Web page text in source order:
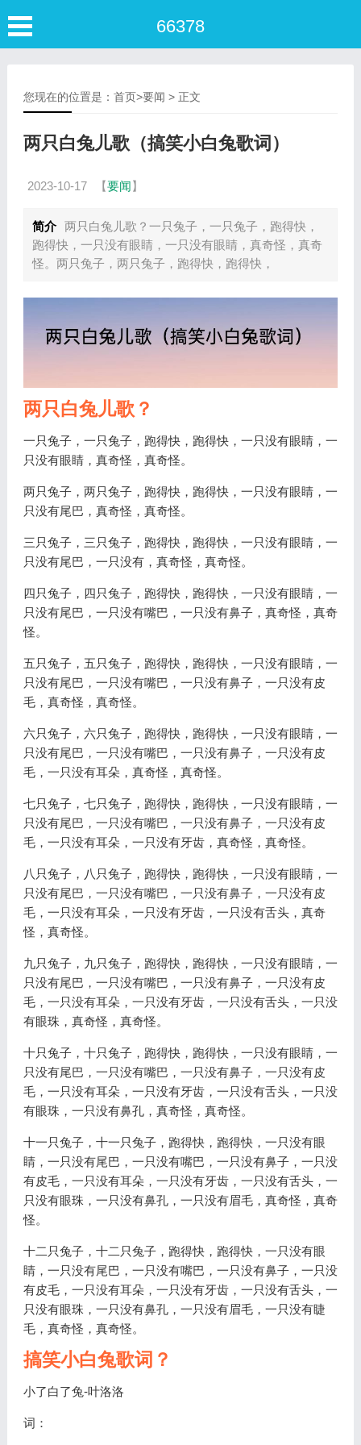
66378
您现在的位置是： 首页>要闻 > 正文
两只白兔儿歌（搞笑小白兔歌词）
2023-10-17 【要闻】
简介 两只白兔儿歌？一只兔子，一只兔子，跑得快，
跑得快，一只没有眼睛，一只没有眼睛，真奇怪，真奇
怪。两只兔子，两只兔子，跑得快，跑得快，
两只白兔儿歌？
一只兔子，一只兔子，跑得快，跑得快，一只没有眼睛，一
只没有眼睛，真奇怪，真奇怪。
两只兔子，两只兔子，跑得快，跑得快，一只没有眼睛，一
只没有尾巴，真奇怪，真奇怪。
三只兔子，三只兔子，跑得快，跑得快，一只没有眼睛，一
只没有尾巴，一只没有，真奇怪，真奇怪。
四只兔子，四只兔子，跑得快，跑得快，一只没有眼睛，一
只没有尾巴，一只没有嘴巴，一只没有鼻子，真奇怪，真奇
怪。
五只兔子，五只兔子，跑得快，跑得快，一只没有眼睛，一
只没有尾巴，一只没有嘴巴，一只没有鼻子，一只没有皮
毛，真奇怪，真奇怪。
六只兔子，六只兔子，跑得快，跑得快，一只没有眼睛，一
只没有尾巴，一只没有嘴巴，一只没有鼻子，一只没有皮
毛，一只没有耳朵，真奇怪，真奇怪。
七只兔子，七只兔子，跑得快，跑得快，一只没有眼睛，一
只没有尾巴，一只没有嘴巴，一只没有鼻子，一只没有皮
毛，一只没有耳朵，一只没有牙齿，真奇怪，真奇怪。
八只兔子，八只兔子，跑得快，跑得快，一只没有眼睛，一
只没有尾巴，一只没有嘴巴，一只没有鼻子，一只没有皮
毛，一只没有耳朵，一只没有牙齿，一只没有舌头，真奇
怪，真奇怪。
九只兔子，九只兔子，跑得快，跑得快，一只没有眼睛，一
只没有尾巴，一只没有嘴巴，一只没有鼻子，一只没有皮
毛，一只没有耳朵，一只没有牙齿，一只没有舌头，一只没
有眼珠，真奇怪，真奇怪。
十只兔子，十只兔子，跑得快，跑得快，一只没有眼睛，一
只没有尾巴，一只没有嘴巴，一只没有鼻子，一只没有皮
毛，一只没有耳朵，一只没有牙齿，一只没有舌头，一只没
有眼珠，一只没有鼻孔，真奇怪，真奇怪。
十一只兔子，十一只兔子，跑得快，跑得快，一只没有眼
睛，一只没有尾巴，一只没有嘴巴，一只没有鼻子，一只没
有皮毛，一只没有耳朵，一只没有牙齿，一只没有舌头，一
只没有眼珠，一只没有鼻孔，一只没有眉毛，真奇怪，真奇
怪。
十二只兔子，十二只兔子，跑得快，跑得快，一只没有眼
睛，一只没有尾巴，一只没有嘴巴，一只没有鼻子，一只没
有皮毛，一只没有耳朵，一只没有牙齿，一只没有舌头，一
只没有眼珠，一只没有鼻孔，一只没有眉毛，一只没有睫
毛，真奇怪，真奇怪。
搞笑小白兔歌词？
小了白了兔-叶洛洛
词：